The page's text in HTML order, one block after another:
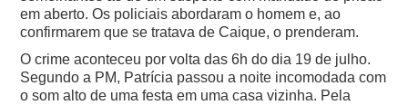
em aberto. Os policiais abordaram o homem e, ao
confirmarem que se tratava de Caique, o prenderam.
O crime aconteceu por volta das 6h do dia 19 de julho.
Segundo a PM, Patrícia passou a noite incomodada com
o som alto de uma festa em uma casa vizinha. Pela